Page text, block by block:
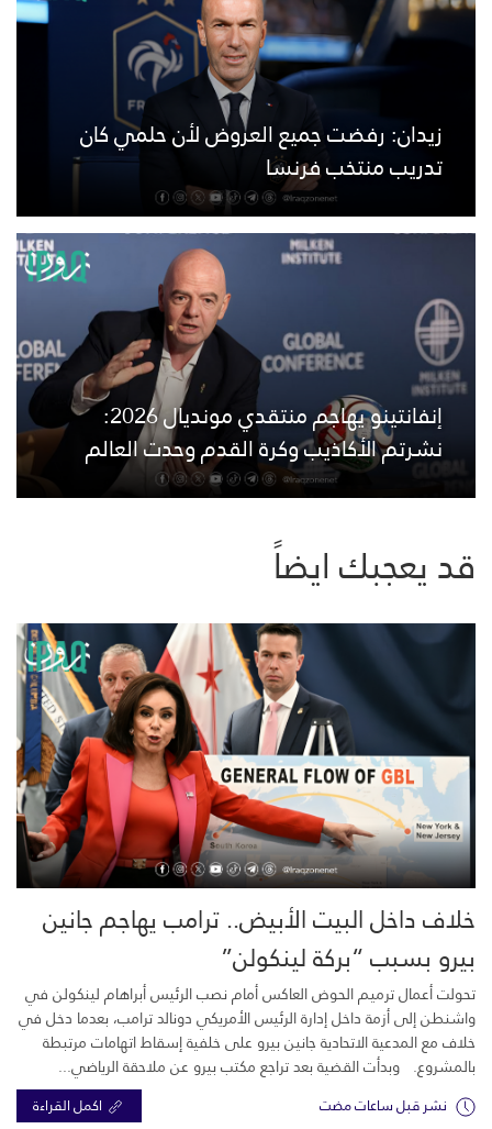
زيدان: رفضت جميع العروض لأن حلمي كان
تدريب منتخب فرنسا
إنفانتينو يهاجم منتقدي مونديال 2026:
نشرتم الأكاذيب وكرة القدم وحدت العالم
قد يعجبك ايضاً
خلاف داخل البيت الأبيض.. ترامب يهاجم جانين
بيرو بسبب “بركة لينكولن”
تحولت أعمال ترميم الحوض العاكس أمام نصب الرئيس أبراهام لينكولن في
واشنطن إلى أزمة داخل إدارة الرئيس الأمريكي دونالد ترامب، بعدما دخل في
خلاف مع المدعية الاتحادية جانين بيرو على خلفية إسقاط اتهامات مرتبطة
بالمشروع. وبدأت القضية بعد تراجع مكتب بيرو عن ملاحقة الرياضي...
نشر قبل ساعات مضت اكمل القراءة